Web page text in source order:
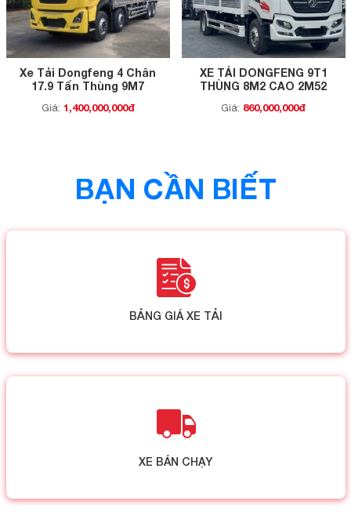
Xe Tải Dongfeng 4 Chân
17.9 Tấn Thùng 9M7
Giá: 1,400,000,000đ
XE TẢI DONGFENG 9T1
THÙNG 8M2 CAO 2M52
Giá: 860,000,000đ
BẠN CẦN BIẾT
BẢNG GIÁ XE TẢI
XE BÁN CHẠY